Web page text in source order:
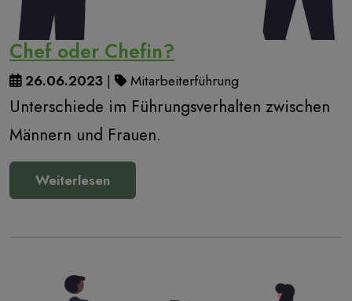
Chef oder Chefin?
26.06.2023 | Mitarbeiterführung
Unterschiede im Führungsverhalten zwischen
Männern und Frauen.
Weiterlesen